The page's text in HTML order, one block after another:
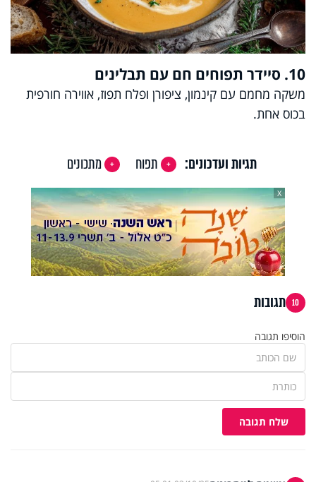
10. סיידר תפוחים חם עם תבלינים
משקה מחמם עם קינמון, ציפורן ופלח תפוז, אווירה חורפית
בכוס אחת.
תגיות ועדכונים: תפוח מתכונים
X
10 תגובות
הוסיפו תגובה
שלח תגובה